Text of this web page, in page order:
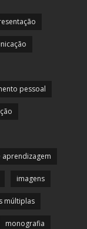
pessoal
aprendizagem
imagens
múltiplas
monografia